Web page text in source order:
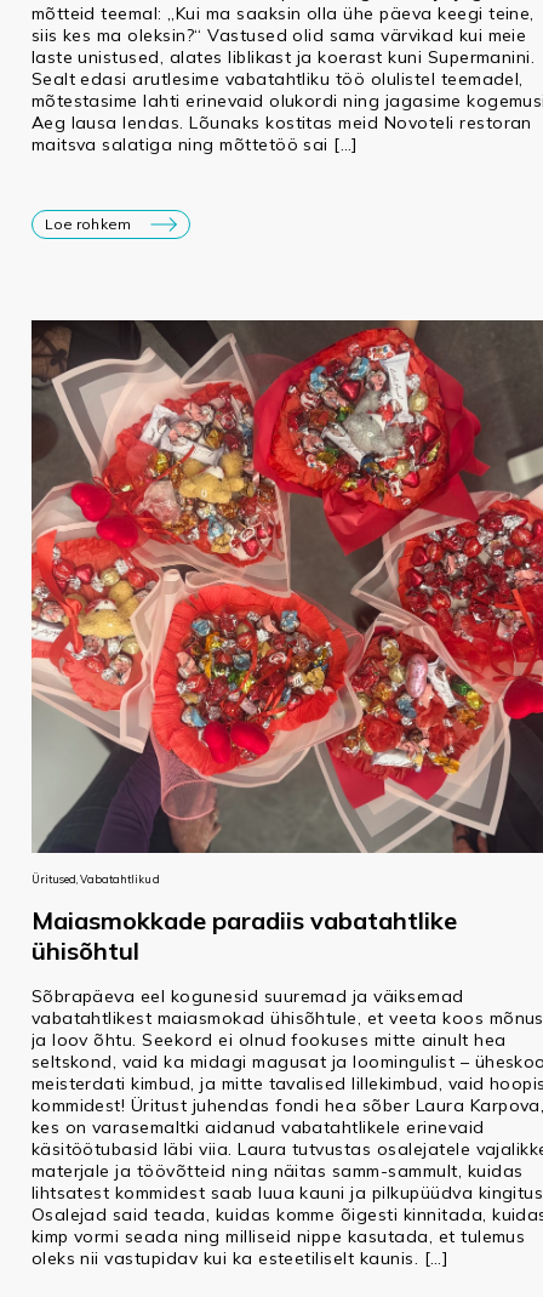
mõtteid teemal: „Kui ma saaksin olla ühe päeva keegi teine,
siis kes ma oleksin?“ Vastused olid sama värvikad kui meie
laste unistused, alates liblikast ja koerast kuni Supermanini.
Sealt edasi arutlesime vabatahtliku töö olulistel teemadel,
mõtestasime lahti erinevaid olukordi ning jagasime
Aeg lausa lendas. Lõunaks kostitas meid Novoteli restoran
maitsva salatiga ning mõttetöö sai […]
Loe rohkem
Üritused, Vabatahtlikud
Maiasmokkade paradiis vabatahtlike
ühisõhtul
Sõbrapäeva eel kogunesid suuremad ja väiksemad
vabatahtlikest maiasmokad ühisõhtule, et veeta koos mõnus
ja loov õhtu. Seekord ei olnud fookuses mitte ainult hea
seltskond, vaid ka midagi magusat ja loomingulist –
meisterdati kimbud, ja mitte tavalised lillekimbud, vaid
kommidest! Üritust juhendas fondi hea sõber Laura
kes on varasemaltki aidanud vabatahtlikele erinevaid
käsitöötubasid läbi viia. Laura tutvustas osalejatele
materjale ja töövõtteid ning näitas samm-sammult, kuidas
lihtsatest kommidest saab luua kauni ja pilkupüüdva
Osalejad said teada, kuidas komme õigesti kinnitada,
kimp vormi seada ning milliseid nippe kasutada, et tulemus
oleks nii vastupidav kui ka esteetiliselt kaunis. […]